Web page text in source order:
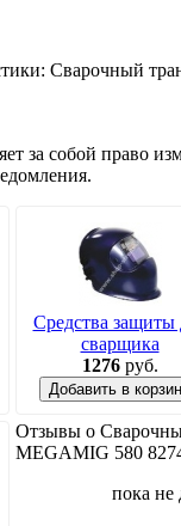
Сварочный
за собой право
Средства защиты
сварщика
1276руб.
Добавить в
Отзывы о
MEGAMIG 580
пока не